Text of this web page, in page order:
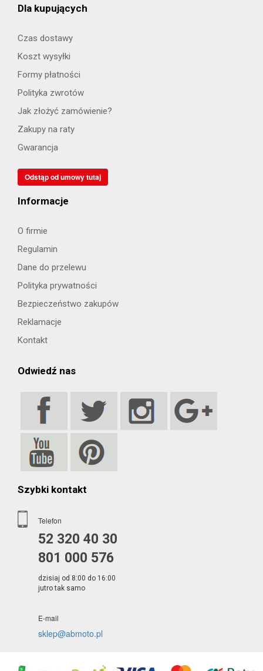
Dla kupujących
Czas dostawy
Koszt wysyłki
Formy płatności
Polityka zwrotów
Jak złożyć zamówienie?
Zakupy na raty
Gwarancja
Odstąp od umowy tutaj
Informacje
O firmie
Regulamin
Dane do przelewu
Polityka prywatności
Bezpieczeństwo zakupów
Reklamacje
Kontakt
Odwiedź nas
Szybki kontakt
Telefon
52 320 40 30
801 000 576
dzisiaj od 8:00 do 16:00
jutro tak samo
E-mail
sklep@abmoto.pl